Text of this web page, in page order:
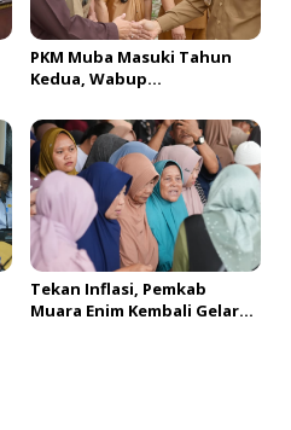
PKM Muba Masuki Tahun
Kedua, Wabup
Usaha bagi 2.300 Pelaku
UMKM
Tekan Inflasi, Pemkab
Muara Enim Kembali Gelar